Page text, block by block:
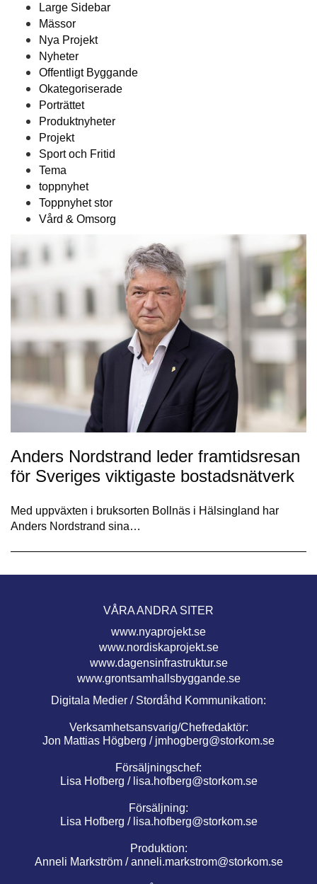
Large Sidebar
Mässor
Nya Projekt
Nyheter
Offentligt Byggande
Okategoriserade
Porträttet
Produktnyheter
Projekt
Sport och Fritid
Tema
toppnyhet
Toppnyhet stor
Vård & Omsorg
Anders Nordstrand leder framtidsresan
för Sveriges viktigaste bostadsnätverk
Med uppväxten i bruksorten Bollnäs i Hälsingland har
Anders Nordstrand sina…
VÅRA ANDRA SITER
www.nyaprojekt.se
www.nordiskaprojekt.se
www.dagensinfrastruktur.se
www.grontsamhallsbyggande.se
Digitala Medier / Stordåhd Kommunikation:
Verksamhetsansvarig/Chefredaktör:
Jon Mattias Högberg / jmhogberg@storkom.se
Försäljningschef:
Lisa Hofberg / lisa.hofberg@storkom.se
Försäljning:
Lisa Hofberg / lisa.hofberg@storkom.se
Produktion:
Anneli Markström /anneli.markstrom@storkom.se